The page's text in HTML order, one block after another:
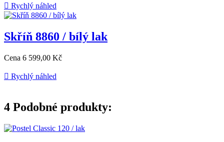
 Rychlý náhled
Skříň 8860 / bílý lak
Cena 6 599,00 Kč
 Rychlý náhled
4 Podobné produkty: